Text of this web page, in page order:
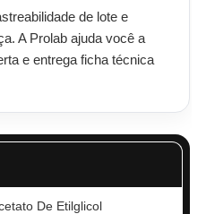
de lote e
A Prolab ajuda você a
e entrega ficha técnica
De Etilglicol